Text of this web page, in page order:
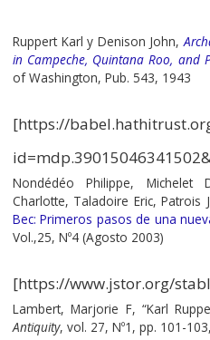
Ruppert Karl y Denison John,
in Campeche, Quintana Roo, and
of Washington, Pub. 543, 1943
[https://
Nondédéo Philippe, Michelet
Charlotte, Taladoire Eric, Patrois
Bec: Primeros pasos de una
Vol.,25, Nº4 (Agosto 2003)
[https://www.jstor.org/
Lambert, Marjorie F, “Karl
Antiquity, vol. 27, Nº1, pp. 101-